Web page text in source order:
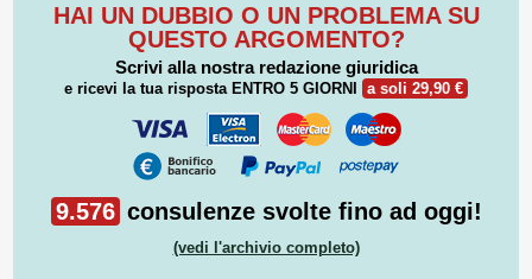
HAI UN DUBBIO O UN PROBLEMA SU
QUESTO ARGOMENTO?
Scrivi alla nostra redazione giuridica
e ricevi la tua risposta ENTRO 5 GIORNI a soli 29,90 €
9.576 consulenze svolte fino ad oggi!
(vedi l'archivio completo)